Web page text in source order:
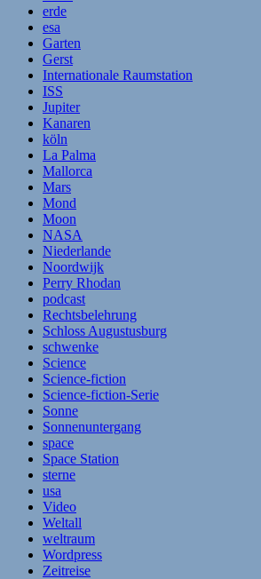
erde
esa
Garten
Gerst
Internationale Raumstation
ISS
Jupiter
Kanaren
köln
La Palma
Mallorca
Mars
Mond
Moon
NASA
Niederlande
Noordwijk
Perry Rhodan
podcast
Rechtsbelehrung
Schloss Augustusburg
schwenke
Science
Science-fiction
Science-fiction-Serie
Sonne
Sonnenuntergang
space
Space Station
sterne
usa
Video
Weltall
weltraum
Wordpress
Zeitreise